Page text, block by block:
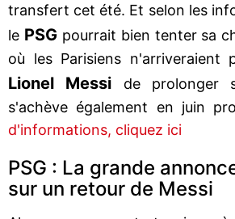
transfert cet été. Et selon les
le PSGpourrait bien tenter sa
où les Parisiens n'arriveraient
Lionel Messi de prolonger
s'achève également en juin
d'informations, cliquez ici
PSG : La grande
sur un retour de Messi